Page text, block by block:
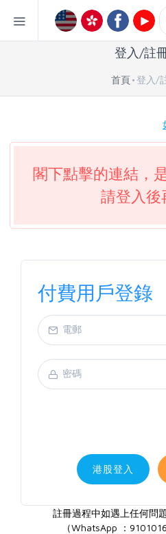
登入/註
首頁 登入/
閣下點擊的連結，
請登入後
付費用戶登錄
港股登入
註冊過程中如遇上任何問
（WhatsApp ：